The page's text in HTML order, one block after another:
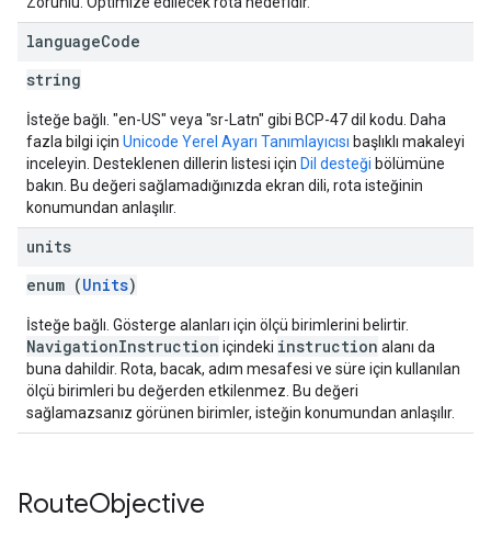
languageCode
string
İsteğe bağlı. "en-US" veya "sr-Latn" gibi BCP-47 dil kodu. Daha
fazla bilgi için Unicode Yerel Ayarı Tanımlayıcısı başlıklı makaleyi
inceleyin. Desteklenen dillerin listesi için Dil desteği bölümüne
bakın. Bu değeri sağlamadığınızda ekran dili, rota isteğinin
konumundan anlaşılır.
units
enum (Units)
İsteğe bağlı. Gösterge alanları için ölçü birimlerini belirtir.
NavigationInstruction içindeki instruction alanı da
buna dahildir. Rota, bacak, adım mesafesi ve süre için kullanılan
ölçü birimleri bu değerden etkilenmez. Bu değeri
sağlamazsanız görünen birimler, isteğin konumundan anlaşılır.
RouteObjective